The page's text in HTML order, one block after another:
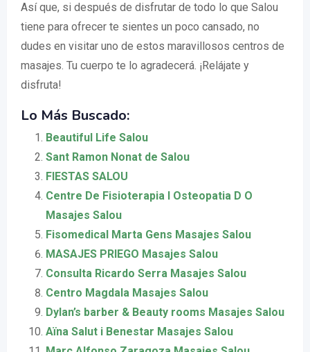
Así que, si después de disfrutar de todo lo que Salou
tiene para ofrecer te sientes un poco cansado, no
dudes en visitar uno de estos maravillosos centros de
masajes. Tu cuerpo te lo agradecerá. ¡Relájate y
disfruta!
Lo Más Buscado:
Beautiful Life Salou
Sant Ramon Nonat de Salou
FIESTAS SALOU
Centre De Fisioterapia I Osteopatia D O
Masajes Salou
Fisomedical Marta Gens Masajes Salou
MASAJES PRIEGO Masajes Salou
Consulta Ricardo Serra Masajes Salou
Centro Magdala Masajes Salou
Dylan’s barber & Beauty rooms Masajes Salou
Aïna Salut i Benestar Masajes Salou